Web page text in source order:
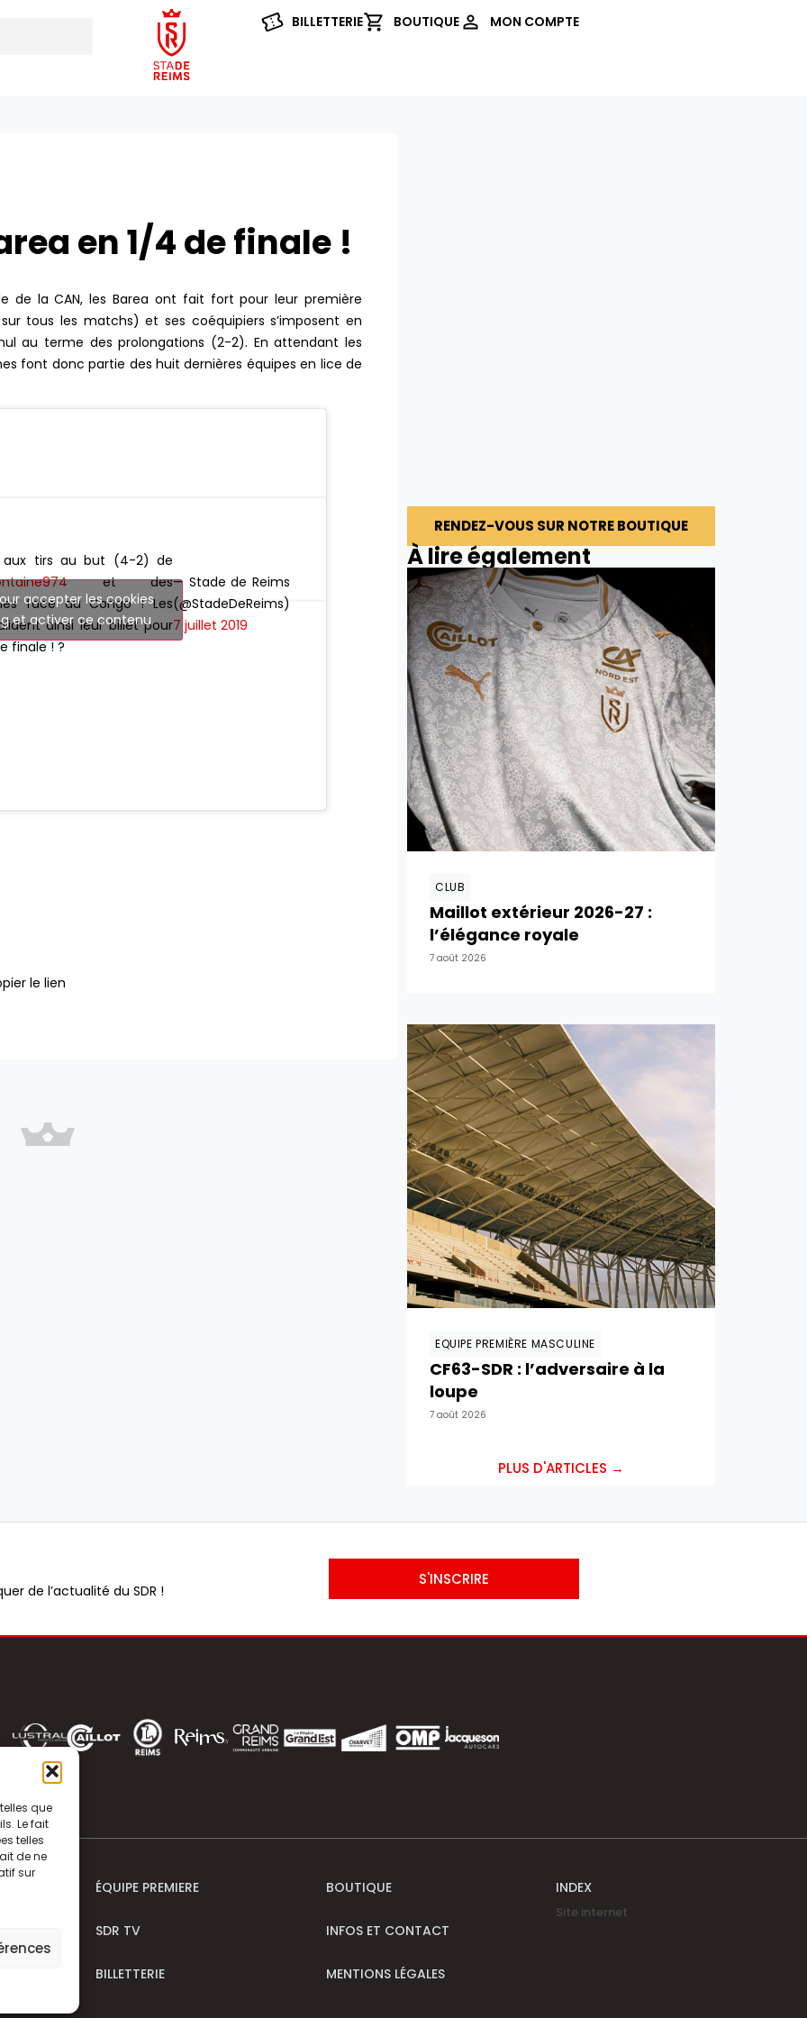
que
Le fait
telles
de ne
sur
BILLETTERIE BOUTIQUE MON COMPTE
en 1/4 de finale !
de la CAN, les Barea ont fait fort pour leur première
tous les matchs) et ses coéquipiers s’imposent en
au terme des prolongations (2-2). En attendant les
font donc partie des huit dernières équipes en lice de
aux tirs au but (4-2) de
et des
face au Congo ! Les
ainsi leur billet pour
finale ! ?
— Stade de Reims
(@StadeDeReims)
7 juillet 2019
accepter les cookies
et activer ce contenu
le lien
RENDEZ-VOUS SUR NOTRE BOUTIQUE
À lire également
CLUB
Maillot extérieur 2026-27 :
l’élégance royale
7 août 2026
EQUIPE PREMIÈRE MASCULINE
CF63-SDR : l’adversaire à la
loupe
7 août 2026
PLUS D'ARTICLES →
de l’actualité du SDR !
S'INSCRIRE
ÉQUIPE PREMIERE
SDR TV
BILLETTERIE
BOUTIQUE
INFOS ET CONTACT
MENTIONS LÉGALES
INDEX
Site internet